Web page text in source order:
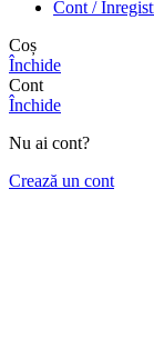
Cont /
Coș
Închide
Cont
Închide
Nu ai cont?
Crează un cont